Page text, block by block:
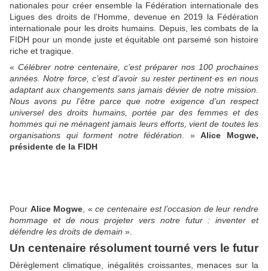
nationales pour créer ensemble la Fédération internationale des
Ligues des droits de l’Homme, devenue en 2019 la Fédération
internationale pour les droits humains. Depuis, les combats de la
FIDH pour un monde juste et équitable ont parsemé son histoire
riche et tragique.
« Célébrer notre centenaire, c’est préparer nos 100 prochaines
années. Notre force, c’est d’avoir su rester pertinent·es en nous
adaptant aux changements sans jamais dévier de notre mission.
Nous avons pu l’être parce que notre exigence d’un respect
universel des droits humains, portée par des femmes et des
hommes qui ne ménagent jamais leurs efforts, vient de toutes les
organisations qui forment notre fédération . »Alice Mogwe,
présidente de la FIDH
Pour Alice Mogwe , « ce centenaire est l’occasion de leur rendre
hommage et de nous projeter vers notre futur : inventer et
défendre les droits de demain ».
Un centenaire résolument tourné vers le futur
Dérèglement climatique, inégalités croissantes, menaces sur la